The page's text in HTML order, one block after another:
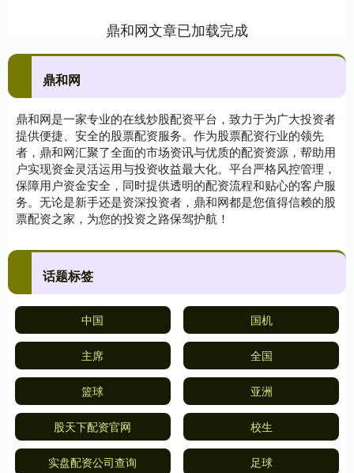
鼎和网文章已加载完成
鼎和网
鼎和网是一家专业的在线炒股配资平台，致力于为广大投资者
提供便捷、安全的股票配资服务。作为股票配资行业的领先
者，鼎和网汇聚了全面的市场资讯与优质的配资资源，帮助用
户实现资金灵活运用与投资收益最大化。平台严格风控管理，
保障用户资金安全，同时提供透明的配资流程和贴心的客户服
务。无论是新手还是资深投资者，鼎和网都是您值得信赖的股
票配资之家，为您的投资之路保驾护航！
话题标签
中国 国机
主席 全国
篮球 亚洲
股天下配资官网 校生
实盘配资公司查询 足球